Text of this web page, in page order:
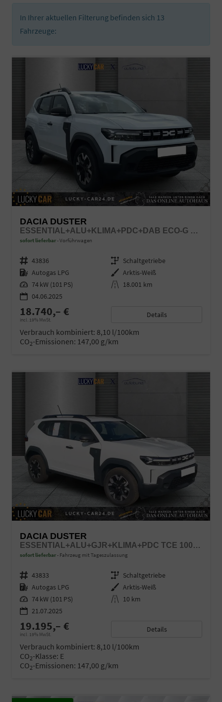
In Ihrer aktuellen Filterung befinden sich 13
Fahrzeuge:
DACIA DUSTER
ESSENTIAL+ALU+KLIMA+PDC+DAB ECO-G 100 LPG
sofort lieferbar Vorführwagen
Fahrzeugnr. 43836 Getriebe Schaltgetriebe
Kraftstoff Autogas LPG Außenfarbe Arktis-Weiß
Leistung 74 kW (101 PS) Kilometerstand 18.001 km
04.06.2025
18.740,– €
incl. 19% MwSt.
Details
Verbrauch kombiniert: 8,10 l/100km
CO2-Emissionen: 147,00 g/km
DACIA DUSTER
ESSENTIAL+ALU+GJR+KLIMA+PDC TCE 100 LPG
sofort lieferbar Fahrzeug mit Tageszulassung
Fahrzeugnr. 43833 Getriebe Schaltgetriebe
Kraftstoff Autogas LPG Außenfarbe Arktis-Weiß
Leistung 74 kW (101 PS) Kilometerstand 10 km
21.07.2025
19.195,– €
incl. 19% MwSt.
Details
Verbrauch kombiniert: 8,10 l/100km
CO2-Klasse: E
CO2-Emissionen: 147,00 g/km